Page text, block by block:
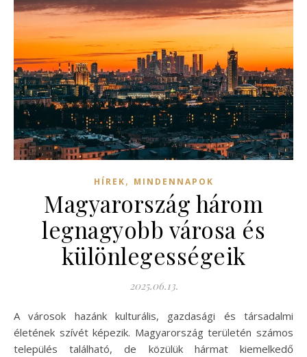
HÍREK, MINDENNAPOK
Magyarország három
legnagyobb városa és
különlegességeik
2025.06.13.
A városok hazánk kulturális, gazdasági és társadalmi
életének szívét képezik. Magyarország területén számos
település található, de közülük hármat kiemelkedő